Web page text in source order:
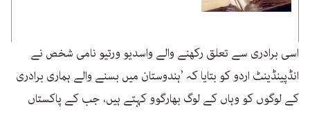
اسی برادری سے تعلق رکھنے والے واسدیو ورتیو نامی شخص نے
انڈپینڈینٹ اردو کو بتایا کہ ’ہندوستان میں بسنے والے ہماری برادری
کے لوگوں کو وہاں کے لوگ بھارگوو کہتے ہیں، جب کے پاکستاں